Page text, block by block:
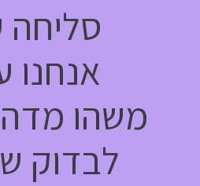
סליחה
אנחנו
משהו
לבדוק